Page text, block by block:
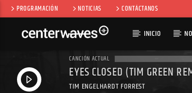
PROGRAMACIÓN NOTICIAS CONTÁCTANOS
INICIO
CANCIÓN ACTUAL
EYES CLOSED (TIM GREEN
TIM ENGELHARDT FORREST